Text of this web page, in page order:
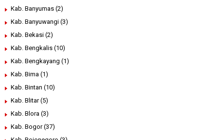
Kab. Banyumas (2)
Kab. Banyuwangi (3)
Kab. Bekasi (2)
Kab. Bengkalis (10)
Kab. Bengkayang (1)
Kab. Bima (1)
Kab. Bintan (10)
Kab. Blitar (5)
Kab. Blora (3)
Kab. Bogor (37)